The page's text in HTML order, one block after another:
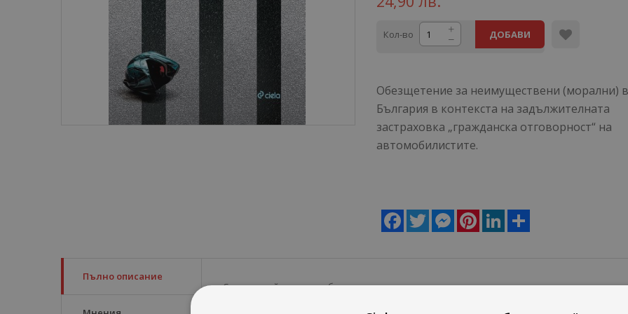
Кол-во ДОБАВИ
Обезщетение за неимуществени (морални)
България в контекста на задължителната
застраховка „гражданска отговорност“ на
автомобилистите.
Facebook
Twitter MessengerPinterestLinkedIn
Пълно описание
Според действащото българско законодателство неимуществените, известни още